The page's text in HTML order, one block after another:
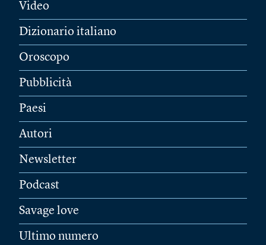
Video
Dizionario italiano
Oroscopo
Pubblicità
Paesi
Autori
Newsletter
Podcast
Savage love
Ultimo numero